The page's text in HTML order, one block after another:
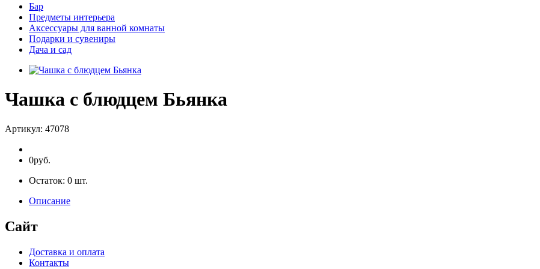
Бар
Предметы интерьера
Аксессуары для ванной комнаты
Подарки и сувениры
Дача и сад
Чашка с блюдцем Бьянка
Артикул: 47078
0руб.
Остаток: 0 шт.
Описание
Сайт
Доставка и оплата
Контакты